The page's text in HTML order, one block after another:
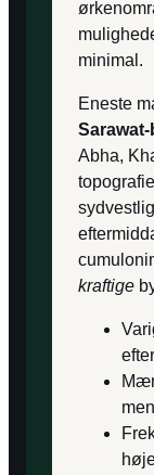
minimal.
Eneste
Abha,
kraftige